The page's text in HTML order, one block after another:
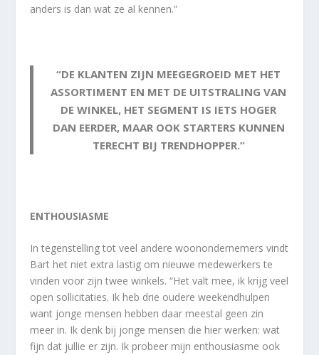
anders is dan wat ze al kennen.”
“DE KLANTEN ZIJN MEEGEGROEID MET HET
ASSORTIMENT EN MET DE UITSTRALING VAN
DE WINKEL, HET SEGMENT IS IETS HOGER
DAN EERDER, MAAR OOK STARTERS KUNNEN
TERECHT BIJ TRENDHOPPER.”
ENTHOUSIASME
In tegenstelling tot veel andere woonondernemers vindt
Bart het niet extra lastig om nieuwe medewerkers te
vinden voor zijn twee winkels. “Het valt mee, ik krijg veel
open sollicitaties. Ik heb drie oudere weekendhulpen
want jonge mensen hebben daar meestal geen zin
meer in. Ik denk bij jonge mensen die hier werken: wat
fijn dat jullie er zijn. Ik probeer mijn enthousiasme ook